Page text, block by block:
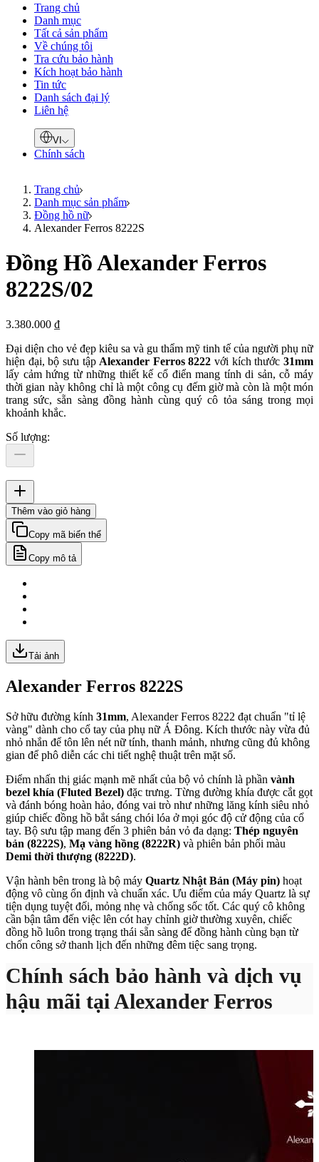
Trang chủ
Danh mục
Tất cả sản phẩm
Về chúng tôi
Tra cứu bảo hành
Kích hoạt bảo hành
Tin tức
Danh sách đại lý
Liên hệ
VI
Chính sách
Trang chủ
Danh mục sản phẩm
Đồng hồ nữ
Alexander Ferros 8222S
Đồng Hồ Alexander Ferros
8222S/02
3.380.000 ₫
Đại diện cho vẻ đẹp kiêu sa và gu thẩm mỹ tinh tế của người phụ nữ
hiện đại, bộ sưu tập Alexander Ferros 8222 với kích thước31mm
lấy cảm hứng từ những thiết kế cổ điển mang tính di sản, cỗ máy
thời gian này không chỉ là một công cụ đếm giờ mà còn là một món
trang sức, sẵn sàng đồng hành cùng quý cô tỏa sáng trong mọi
khoảnh khắc.
Số lượng:
Thêm vào giỏ hàng
Copy mã biến thể
Copy mô tả
Tải ảnh
Alexander Ferros 8222S
Sở hữu đường kính 31mm, Alexander Ferros 8222 đạt chuẩn "tỉ lệ
vàng" dành cho cổ tay của phụ nữ Á Đông. Kích thước này vừa đủ
nhỏ nhắn để tôn lên nét nữ tính, thanh mảnh, nhưng cũng đủ không
gian để phô diễn các chi tiết nghệ thuật trên mặt số.
Điểm nhấn thị giác mạnh mẽ nhất của bộ vỏ chính là phần vành
bezel khía (Fluted Bezel) đặc trưng. Từng đường khía được cắt gọt
và đánh bóng hoàn hảo, đóng vai trò như những lăng kính siêu nhỏ
giúp chiếc đồng hồ bắt sáng chói lóa ở mọi góc độ cử động của cổ
tay. Bộ sưu tập mang đến 3 phiên bản vỏ đa dạng: Thép nguyên
bản (8222S), Mạ vàng hồng (8222R) và phiên bản phối màu
Demi thời thượng (8222D).
Vận hành bên trong là bộ máy Quartz Nhật Bản (Máy pin) hoạt
động vô cùng ổn định và chuẩn xác. Ưu điểm của máy Quartz là sự
tiện dụng tuyệt đối, mỏng nhẹ và chống sốc tốt. Các quý cô không
cần bận tâm đến việc lên cót hay chỉnh giờ thường xuyên, chiếc
đồng hồ luôn trong trạng thái sẵn sàng để đồng hành cùng bạn từ
chốn công sở thanh lịch đến những đêm tiệc sang trọng.
Chính sách bảo hành và dịch vụ
hậu mãi tại Alexander Ferros